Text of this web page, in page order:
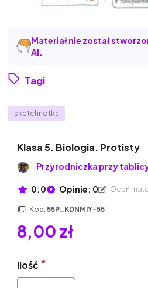
Materiał nie został
AI.
Tagi
sketchnotka
Klasa 5. Biologia. Protisty
Przyrodniczka przy
0.0 Opinie: 0 Oceń
Kod: 55P_KDNMIY-55
8,00 zł
Ilość